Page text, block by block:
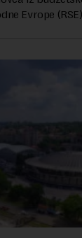
Evrope